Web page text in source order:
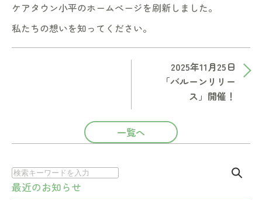
ケアタウン小平のホームぺージを刷新しました。
私たちの想いを知ってください。
2025年11月25日
「バルーンリリー
ス」開催！
一覧へ
最近のお知らせ